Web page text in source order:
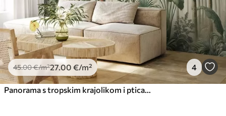
45.00€/m²27.00 €/m² 4